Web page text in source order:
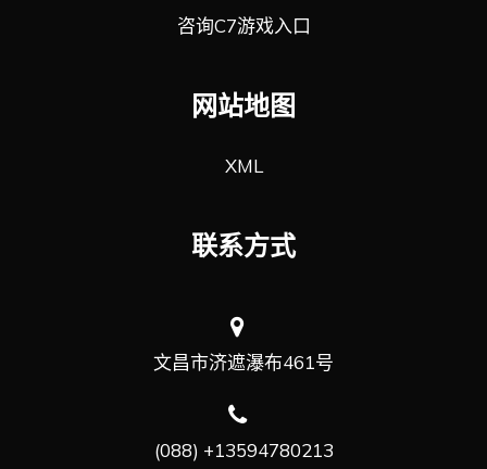
咨询C7游戏入口
网站地图
XML
联系方式
文昌市济遮瀑布461号
(088) +13594780213